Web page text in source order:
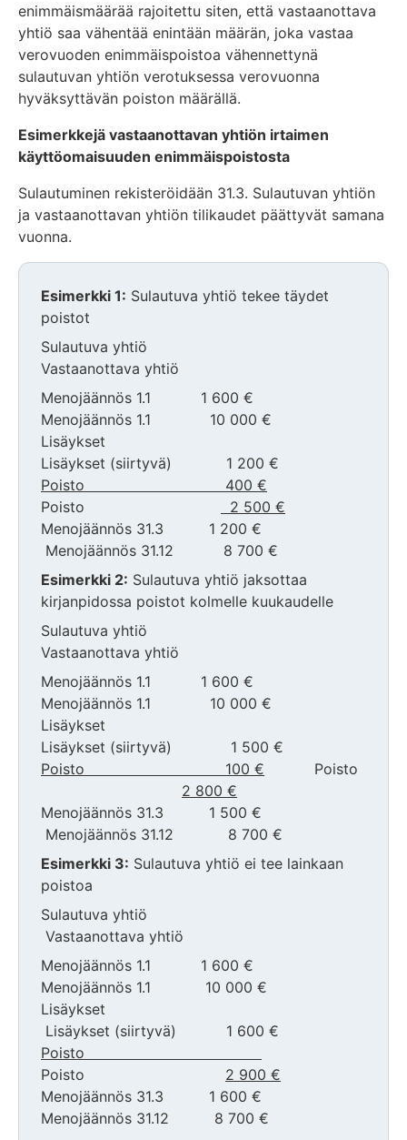
enimmäismäärää rajoitettu siten, että vastaanottava
yhtiö saa vähentää enintään määrän, joka vastaa
verovuoden enimmäispoistoa vähennettynä
sulautuvan yhtiön verotuksessa verovuonna
hyväksyttävän poiston määrällä.
Esimerkkejä vastaanottavan yhtiön irtaimen
käyttöomaisuuden enimmäispoistosta
Sulautuminen rekisteröidään 31.3. Sulautuvan yhtiön
ja vastaanottavan yhtiön tilikaudet päättyvät samana
vuonna.
Esimerkki 1: Sulautuva yhtiö tekee täydet
poistot
Sulautuva yhtiö
Vastaanottava yhtiö
Menojäännös 1.1 1 600 €
Menojäännös 1.1 10 000 €
Lisäykset
Lisäykset (siirtyvä) 1 200 €
Poisto 400 €
Poisto
2 500 €
Menojäännös 31.3 1 200 €
Menojäännös 31.12 8 700 €
Esimerkki 2: Sulautuva yhtiö jaksottaa
kirjanpidossa poistot kolmelle kuukaudelle
Sulautuva yhtiö
Vastaanottava yhtiö
Menojäännös 1.1 1 600 €
Menojäännös 1.1 10 000 €
Lisäykset
Lisäykset (siirtyvä) 1 500 €
Poisto 100 € Poisto
2 800 €
Menojäännös 31.3 1 500 €
Menojäännös 31.12 8 700 €
Esimerkki 3: Sulautuva yhtiö ei tee lainkaan
poistoa
Sulautuva yhtiö
Vastaanottava yhtiö
Menojäännös 1.1 1 600 €
Menojäännös 1.1 10 000 €
Lisäykset
Lisäykset (siirtyvä) 1 600 €
Poisto
Poisto 2 900 €
Menojäännös 31.3 1 600 €
Menojäännös 31.12 8 700 €